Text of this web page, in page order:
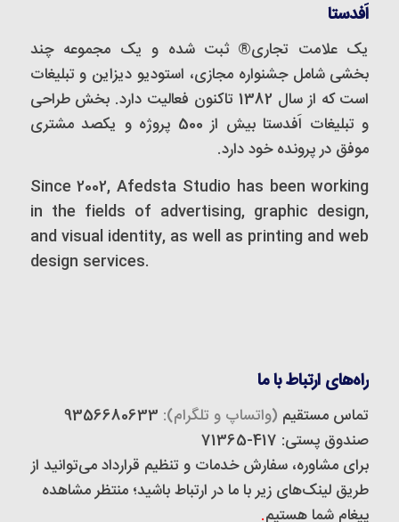
اَفدستا
یک علامت تجاری® ثبت شده و یک مجموعه‌ چند
بخشی شامل جشنواره مجازی، استودیو دیزاین و تبلیغات
است که از سال 1382 تاکنون فعالیت دارد. بخش طراحی
و تبلیغات اَفدستا بیش از 500 پروژه و یکصد مشتری
موفق در پرونده خود دارد.
Since 2002, Afedsta Studio has been working
in the fields of advertising, graphic design,
and visual identity, as well as printing and web
design services.
راه‌های ارتباط با ما
تماس مستقیم (واتساپ و تلگرام):
صندوق پستی: 417-71365
برای مشاوره، سفارش خدمات و تنظیم قرارداد می‌توانید از
طریق لینک‌های زیر با ما در ارتباط باشید؛ منتظر مشاهده
پیغام شما هستیم.